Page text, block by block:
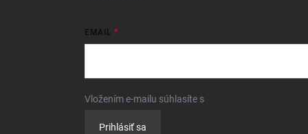
EMAIL
Vložením e-mailu súhlasíte s
Prihlásiť sa